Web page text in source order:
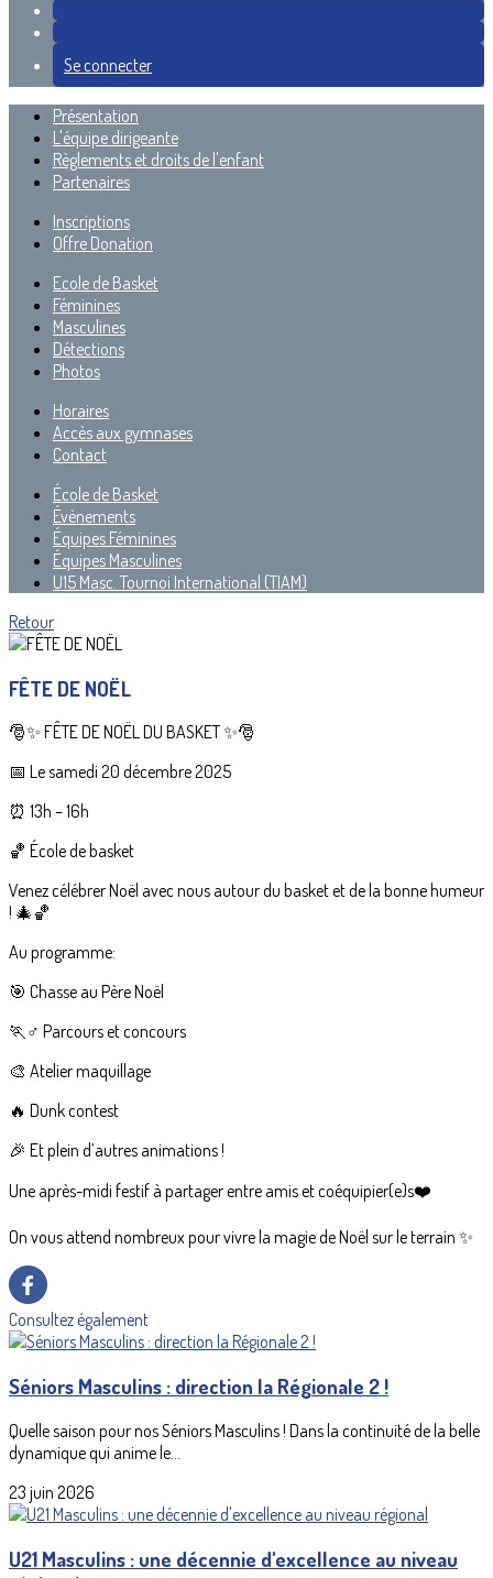
Se connecter
Présentation
L'équipe dirigeante
Règlements et droits de l'enfant
Partenaires
Inscriptions
Offre Donation
Ecole de Basket
Féminines
Masculines
Détections
Photos
Horaires
Accès aux gymnases
Contact
École de Basket
Évènements
Équipes Féminines
Équipes Masculines
U15 Masc. Tournoi International (TIAM)
Retour
FÊTE DE NOËL
🎅✨ FÊTE DE NOËL DU BASKET ✨🎅
📅 Le samedi 20 décembre 2025
⏰ 13h – 16h
🏀 École de basket
Venez célébrer Noël avec nous autour du basket et de la bonne humeur
! 🎄🏀
Au programme:
🎯 Chasse au Père Noël
🏃♂️ Parcours et concours
🎨 Atelier maquillage
🔥 Dunk contest
🎉 Et plein d’autres animations !
Une après-midi festif à partager entre amis et coéquipier(e)s❤️
On vous attend nombreux pour vivre la magie de Noël sur le terrain ✨
Consultez également
Séniors Masculins : direction la Régionale 2 !
Quelle saison pour nos Séniors Masculins ! Dans la continuité de la belle
dynamique qui anime le...
23 juin 2026
U21 Masculins : une décennie d'excellence au niveau